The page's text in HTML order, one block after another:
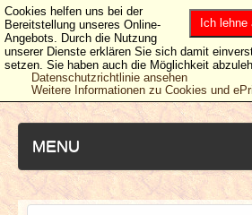
MENU
Ich lehne
Cookies helfen uns bei der
Bereitstellung unseres Online-
Angebots. Durch die Nutzung
unserer Dienste erklären Sie sich damit
setzen. Sie haben auch die Möglichkeit
Datenschutzrichtlinie ansehen
Weitere Informationen zu Cookies und